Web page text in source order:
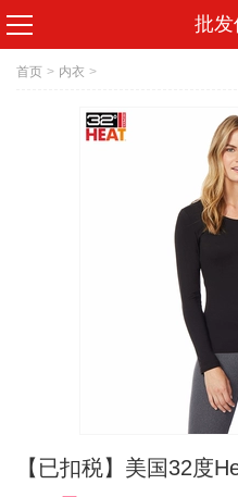
批发
首页 > 内衣 >
【已扣税】美国32度